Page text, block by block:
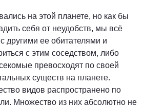
на этой планете, но как бы
себя от неудобств, мы всё
другими ее обитателями и
с этим соседством, либо
превосходят по своей
существ на планете.
видов распространено по
Множество из них абсолютно не